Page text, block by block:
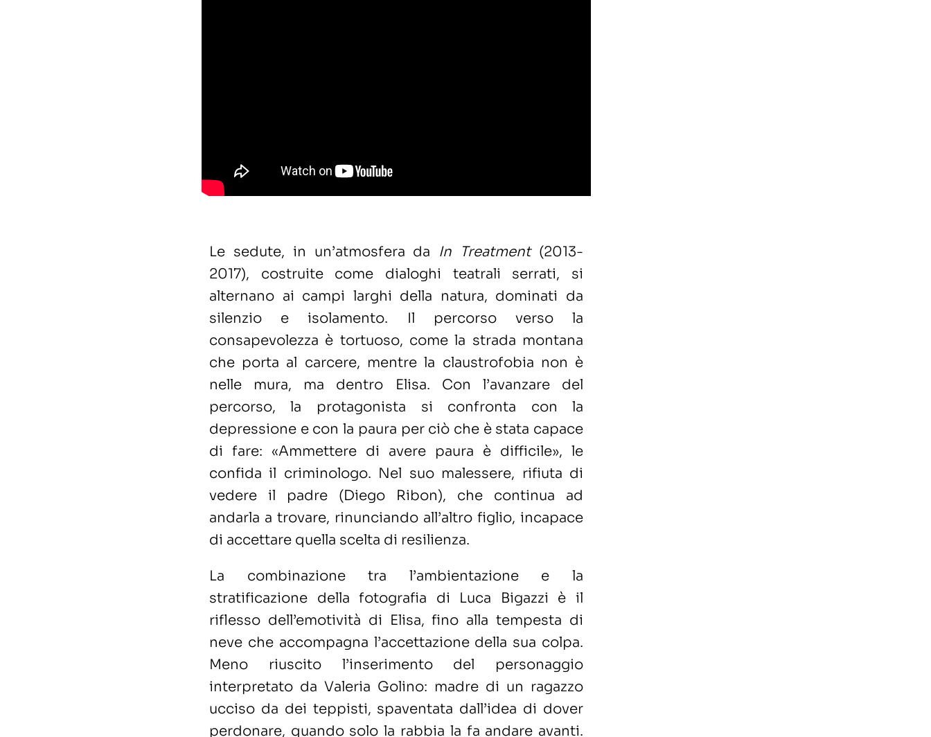
Le sedute, in un’atmosfera da In Treatment (2013-
2017), costruite come dialoghi teatrali serrati, si
alternano ai campi larghi della natura, dominati da
silenzio e isolamento. Il percorso verso la
consapevolezza è tortuoso, come la strada montana
che porta al carcere, mentre la claustrofobia non è
nelle mura, ma dentro Elisa. Con l’avanzare del
percorso, la protagonista si confronta con la
depressione e con la paura per ciò che è stata capace
di fare: «Ammettere di avere paura è difficile», le
confida il criminologo. Nel suo malessere, rifiuta di
vedere il padre (Diego Ribon), che continua ad
andarla a trovare, rinunciando all’altro figlio, incapace
di accettare quella scelta di resilienza.
La combinazione tra l’ambientazione e la
stratificazione della fotografia di Luca Bigazzi è il
riflesso dell’emotività di Elisa, fino alla tempesta di
neve che accompagna l’accettazione della sua colpa.
Meno riuscito l’inserimento del personaggio
interpretato da Valeria Golino: madre di un ragazzo
ucciso da dei teppisti, spaventata dall’idea di dover
perdonare, quando solo la rabbia la fa andare avanti.